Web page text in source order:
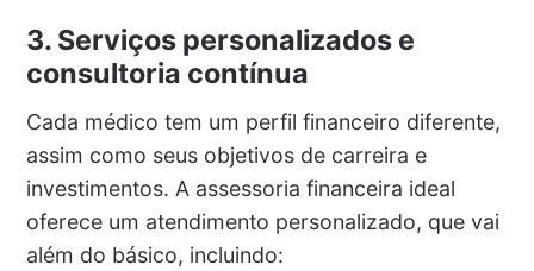
3. Serviços personalizados e
consultoria contínua
Cada médico tem um perfil financeiro diferente,
assim como seus objetivos de carreira e
investimentos. A assessoria financeira ideal
oferece um atendimento personalizado, que vai
além do básico, incluindo: